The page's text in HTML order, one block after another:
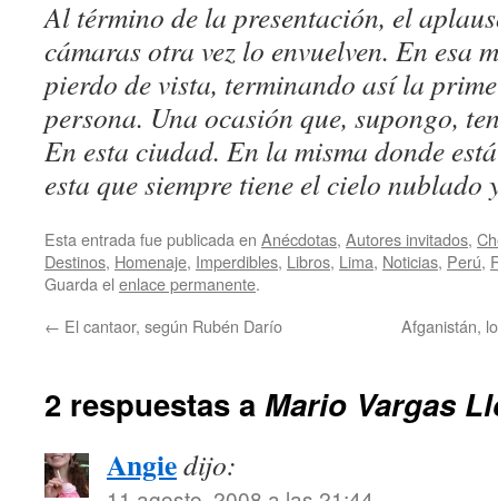
Al término de la presentación, el
cámaras otra vez lo envuelven. En esa
pierdo de vista, terminando así la
persona. Una ocasión que, supongo,
En esta ciudad. En la misma donde
esta que siempre tiene el cielo nublado
Esta entrada fue publicada en Anécdotas, Autores invitados,
Destinos, Homenaje, Imperdibles, Libros, Lima, Noticias, Perú,
Guarda el enlace permanente.
← El cantaor, según Rubén Darío Afganistán,
2 respuestas a Mario Vargas
Angiedijo: